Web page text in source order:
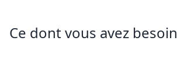
Ce dont vous avez besoin